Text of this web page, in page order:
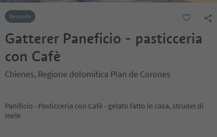
Bevande
Gatterer Paneficio - pasticceria
con Cafè
Chienes, Regione dolomitica Plan de Corones
Panificio - Pasticceria con Cafè - gelato fatto in casa, strudel di
mele